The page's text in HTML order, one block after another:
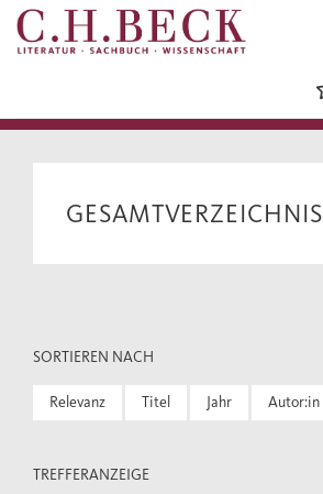
GESAMTVERZEICHNIS
SORTIEREN NACH
Relevanz Titel Jahr Autor:in
TREFFERANZEIGE